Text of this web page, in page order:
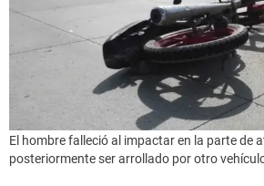
El hombre falleció al impactar en la parte de
posteriormente ser arrollado por otro